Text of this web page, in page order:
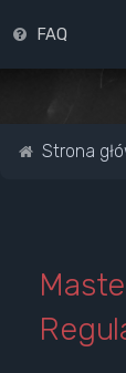
FAQ
Strona